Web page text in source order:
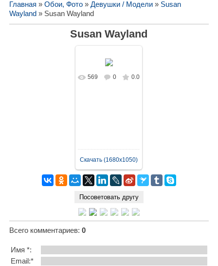
Главная » Обои, Фото» Девушки / Модели» Susan
Wayland » Susan Wayland
Susan Wayland
В реальном
569 0 0.0
Скачать (1680x1050)
Всего комментариев: 0
Имя *:
Email:*